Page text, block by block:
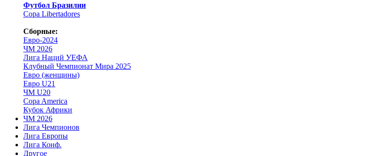
Футбол Бразилии
Copa Libertadores
Сборные:
Евро-2024
ЧМ 2026
Лига Наций УЕФА
Клубный Чемпионат Мира 2025
Евро (женщины)
Евро U21
ЧМ U20
Copa America
Кубок Африки
ЧМ 2026
Лига Чемпионов
Лига Европы
Лига Конф.
Другое